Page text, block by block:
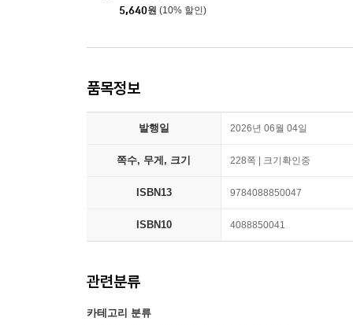
5,640원 (10% 할인)
품목정보
발행일 2026년 06월 04일
쪽수, 무게, 크기 228쪽 | 크기확인중
ISBN13 9784088850047
ISBN10 4088850041
관련분류
카테고리 분류